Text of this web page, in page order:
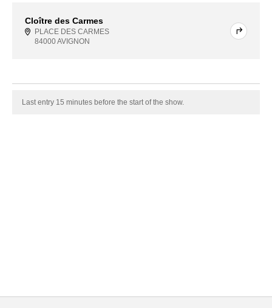
Cloître des Carmes
PLACE DES CARMES
84000 AVIGNON
Last entry 15 minutes before the start of the show.